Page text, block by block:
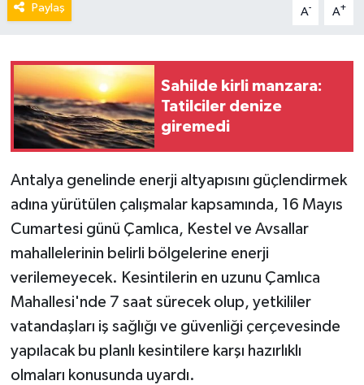
Paylaş A- A+
Sahilde kirli manzara:
Tatilciler denize
giremedi
Antalya genelinde enerji altyapısını güçlendirmek
adına yürütülen çalışmalar kapsamında, 16 Mayıs
Cumartesi günü Çamlıca, Kestel ve Avsallar
mahallelerinin belirli bölgelerine enerji
verilemeyecek. Kesintilerin en uzunu Çamlıca
Mahallesi'nde 7 saat sürecek olup, yetkililer
vatandaşları iş sağlığı ve güvenliği çerçevesinde
yapılacak bu planlı kesintilere karşı hazırlıklı
olmaları konusunda uyardı.